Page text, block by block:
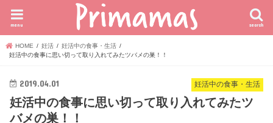
search
menu
HOME 妊活
妊活中の食事・生活
妊活中の食事に思い切って取り入れてみたツバメの巣！！
妊活中の食事・生活
2019.04.01
妊活中の食事に思い切って取り入れてみたツ
バメの巣！！